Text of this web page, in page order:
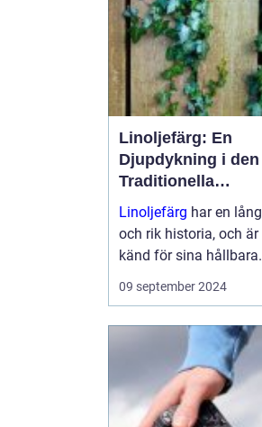
Linoljefärg: En
Djupdykning i den
Traditionella
Målartekniken
Linoljefärg har en lång
och rik historia, och är
känd för sina hållbara
och miljövänliga
egenskaper. Ge...
09 september 2024